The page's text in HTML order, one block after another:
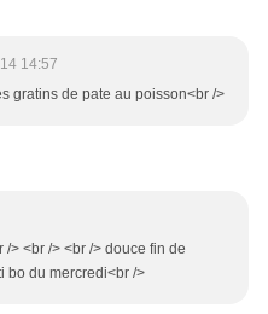
14:57
gratins de pate au poisson<br />
> <br /> <br /> douce fin de
bo du mercredi<br />